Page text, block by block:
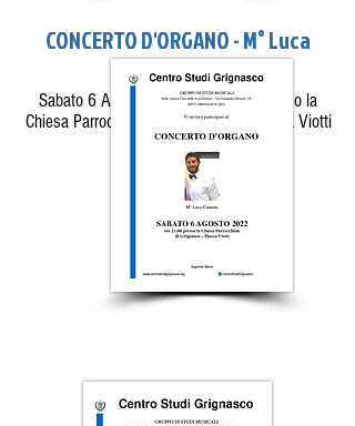
CONCERTO D'ORGANO - M° Luca
Canneto
Sabato 6 Agosto 2022 ore 21:00 presso la
Chiesa Parrocchiale di Grignasco – Piazza Viotti